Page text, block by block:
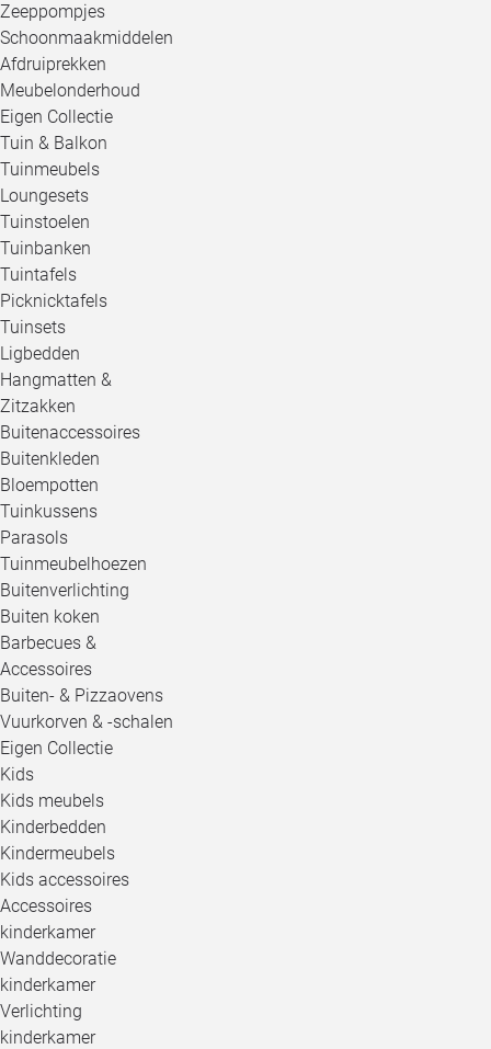
Zeeppompjes
Schoonmaakmiddelen
Afdruiprekken
Meubelonderhoud
Eigen Collectie
Tuin & Balkon
Tuinmeubels
Loungesets
Tuinstoelen
Tuinbanken
Tuintafels
Picknicktafels
Tuinsets
Ligbedden
Hangmatten &
Zitzakken
Buitenaccessoires
Buitenkleden
Bloempotten
Tuinkussens
Parasols
Tuinmeubelhoezen
Buitenverlichting
Buiten koken
Barbecues &
Accessoires
Buiten- & Pizzaovens
Vuurkorven & -schalen
Eigen Collectie
Kids
Kids meubels
Kinderbedden
Kindermeubels
Kids accessoires
Accessoires
kinderkamer
Wanddecoratie
kinderkamer
Verlichting
kinderkamer